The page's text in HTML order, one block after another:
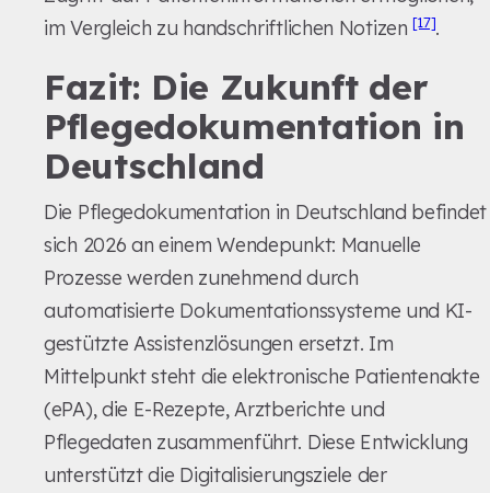
im Vergleich zu handschriftlichen Notizen[17].
Fazit: Die Zukunft der
Pflegedokumentation in
Deutschland
Die Pflegedokumentation in Deutschland befindet
sich 2026 an einem Wendepunkt: Manuelle
Prozesse werden zunehmend durch
automatisierte Dokumentationssysteme und KI-
gestützte Assistenzlösungen ersetzt. Im
Mittelpunkt steht die elektronische Patientenakte
(ePA), die E-Rezepte, Arztberichte und
Pflegedaten zusammenführt. Diese Entwicklung
unterstützt die Digitalisierungsziele der